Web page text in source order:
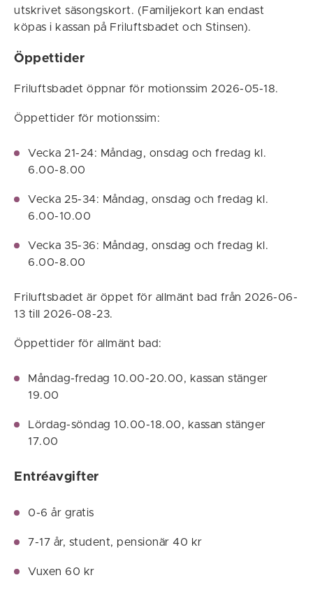
utskrivet säsongskort. (Familjekort kan endast
köpas i kassan på Friluftsbadet och Stinsen).
Öppettider
Friluftsbadet öppnar för motionssim 2026-05-18.
Öppettider för motionssim:
Vecka 21-24: Måndag, onsdag och fredag kl.
6.00-8.00
Vecka 25-34: Måndag, onsdag och fredag kl.
6.00-10.00
Vecka 35-36: Måndag, onsdag och fredag kl.
6.00-8.00
Friluftsbadet är öppet för allmänt bad från 2026-06-
13 till 2026-08-23.
Öppettider för allmänt bad:
Måndag-fredag 10.00-20.00, kassan stänger
19.00
Lördag-söndag 10.00-18.00, kassan stänger
17.00
Entréavgifter
0-6 år gratis
7-17 år, student, pensionär 40 kr
Vuxen 60 kr